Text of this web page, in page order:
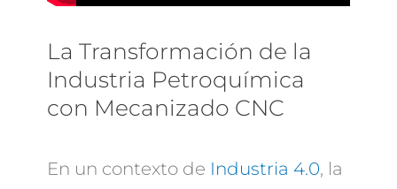
La Transformación de la
Industria Petroquímica
con Mecanizado CNC
En un contexto de Industria 4.0, la